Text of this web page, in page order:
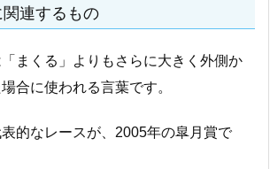
連するもの
「まくる」よりもさらに大きく外側か
合に使われる言葉です。
表的なレースが、2005年の皐月賞で